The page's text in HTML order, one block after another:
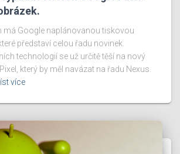
má Google naplánovanou tiskovou
představí celou řadu novinek.
technologií se už určitě těší na nový
který by měl navázat na řadu Nexus.
více